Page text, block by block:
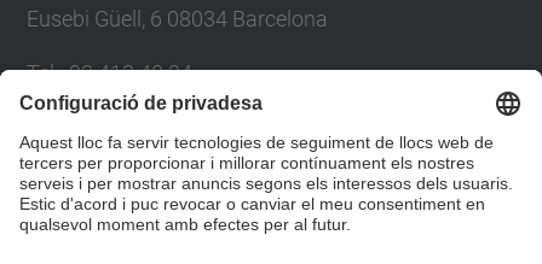
Eusebi Güell, 6 08034 Barcelona
Tel.:93 413 40 34
Directori UPC
Formulari de contacte